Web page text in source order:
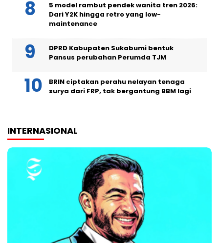
5 model rambut pendek wanita tren 2026:
Dari Y2K hingga retro yang low-
maintenance
DPRD Kabupaten Sukabumi bentuk
Pansus perubahan Perumda TJM
BRIN ciptakan perahu nelayan tenaga
surya dari FRP, tak bergantung BBM lagi
INTERNASIONAL